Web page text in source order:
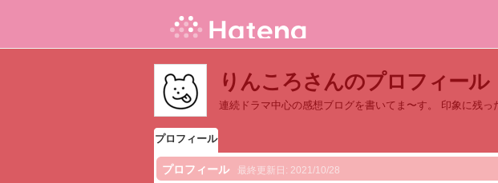
りんころさんのプロフィール
連続ドラマ中心の感想ブログを書いてま〜す。 印象に残
プロフィール
プロフィール 最終更新日: 2021/10/28